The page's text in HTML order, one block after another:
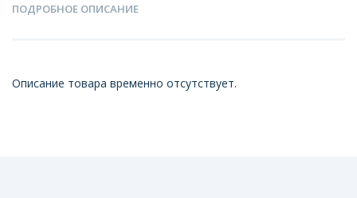
ПОДРОБНОЕ ОПИСАНИЕ
Описание товара временно отсутствует.